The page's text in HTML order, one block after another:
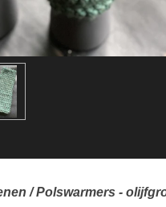
/ Polswarmers -